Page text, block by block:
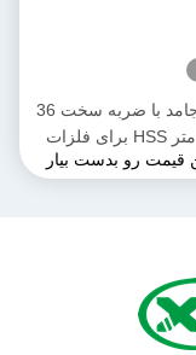
کاربید جامد با ضربه سخت 36
میلی متر HSS برای فلزات
ترموپلاستیک
قیمت رو بدست بیار